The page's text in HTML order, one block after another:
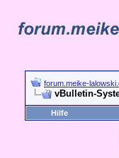
forum.meike-
vBulletin-
Hilfe